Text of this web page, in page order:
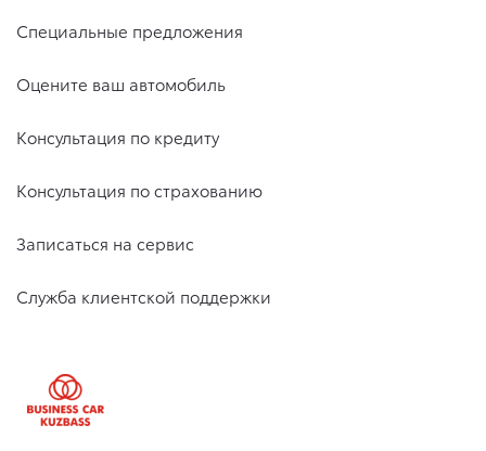
Специальные предложения
Оцените ваш автомобиль
Консультация по кредиту
Консультация по страхованию
Записаться на сервис
Служба клиентской поддержки